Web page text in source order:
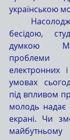
українською
бесідою,
думкою
проблеми
електронних
умовах
під впливом
молодь надає
екрані. Чи